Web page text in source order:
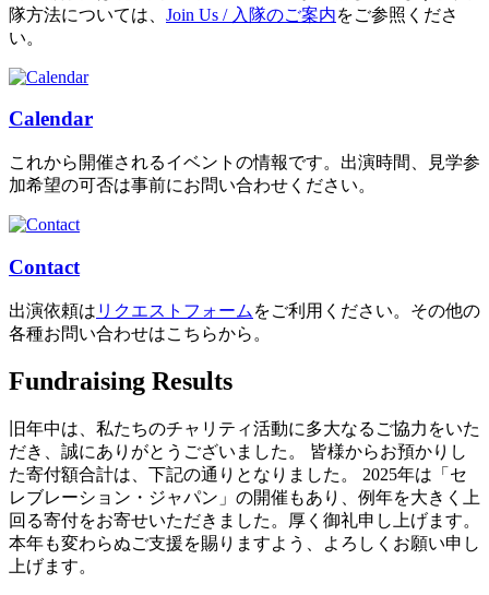
隊方法については、 Join Us / 入隊のご案内をご参照くださ
い。
Calendar
これから開催されるイベントの情報です。出演時間、見学参
加希望の可否は事前にお問い合わせください。
Contact
出演依頼は リクエストフォーム をご利用ください。その他の
各種お問い合わせはこちらから。
Fundraising Results
旧年中は、私たちのチャリティ活動に多大なるご協力をいた
だき、誠にありがとうございました。 皆様からお預かりし
た寄付額合計は、下記の通りとなりました。 2025年は「セ
レブレーション・ジャパン」の開催もあり、例年を大きく上
回る寄付をお寄せいただきました。厚く御礼申し上げます。
本年も変わらぬご支援を賜りますよう、よろしくお願い申し
上げます。